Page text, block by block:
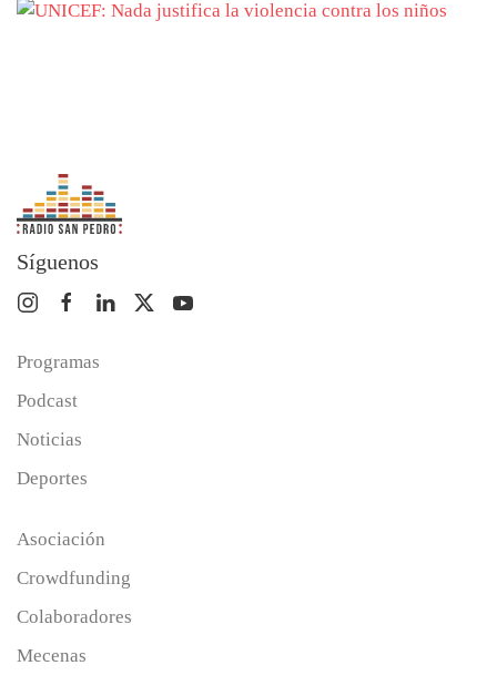
Síguenos
Programas
Podcast
Noticias
Deportes
Asociación
Crowdfunding
Colaboradores
Mecenas